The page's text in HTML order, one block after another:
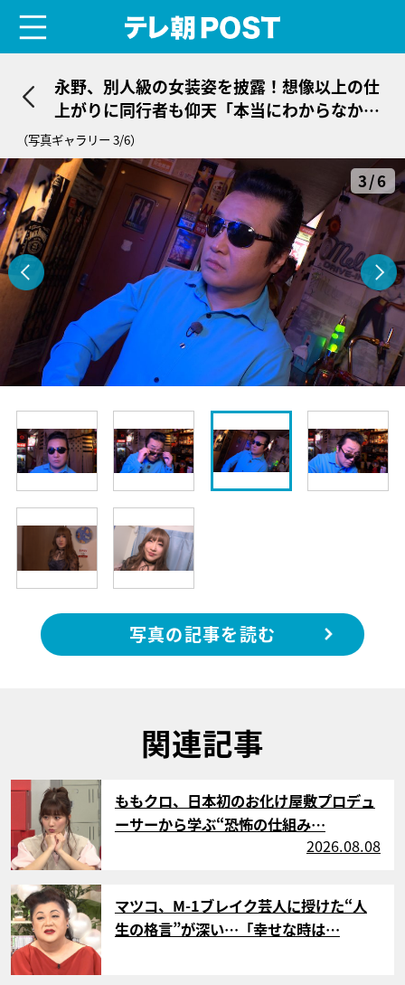
永野、別人級の女装姿を披露！想像以上の仕
上がりに同行者も仰天「本当にわからなかっ
た」
（写真ギャラリー 3/6）
3/6
写真の記事を読む
関連記事
サムネイル
ももクロ、日本初のお化け屋敷プロデュ
ーサーから学ぶ“恐怖の仕組み…
2026.08.08
サムネイル
マツコ、M-1ブレイク芸人に授けた“人
生の格言”が深い…「幸せな時は…